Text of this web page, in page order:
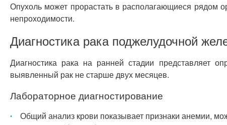
Опухоль может прорастать в располагающиеся рядом
непроходимости.
Диагностика рака поджелудочной
Диагностика рака на ранней стадии представляет
выявленный рак не старше двух месяцев.
Лабораторное диагностирование
Общий анализ крови показывает признаки анемии,